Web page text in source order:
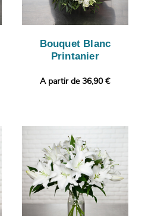
Bouquet Blanc
Printanier
A partir de 36,90 €